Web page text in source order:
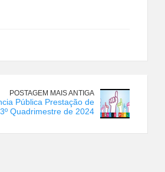
POSTAGEM MAIS ANTIGA
Pública Prestação de
Quadrimestre de 2024